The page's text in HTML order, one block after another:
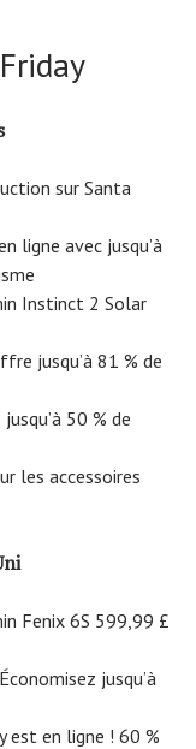
sur Santa
ligne avec jusqu’à
Instinct 2 Solar
jusqu’à 81 % de
50 % de
les accessoires
Fenix ​​6S 599,99 £
jusqu’à
est en ligne ! 60 %